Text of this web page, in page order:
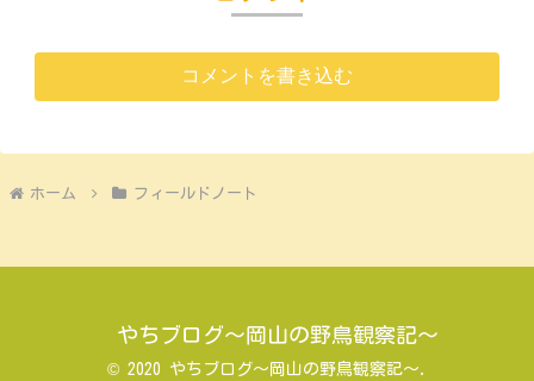
コメントを書き込む
ホーム フィールドノート
やちブログ～岡山の野鳥観察記～
© 2020 やちブログ～岡山の野鳥観察記～.